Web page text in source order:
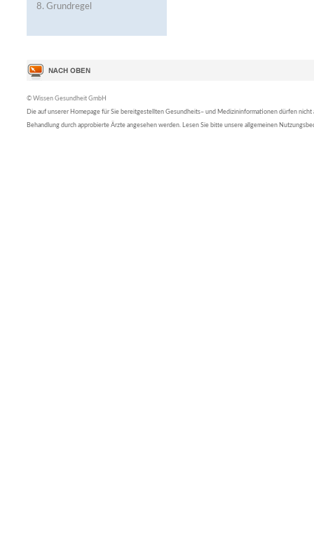
8. Grundregel
© Wissen Gesundheit GmbH
Die auf unserer Homepage für Sie bereitgestellten Gesundheits– und Medizininformationen dürfen nicht
Behandlung durch approbierte Ärzte angesehen werden. Lesen Sie bitte unsere allgemeinen